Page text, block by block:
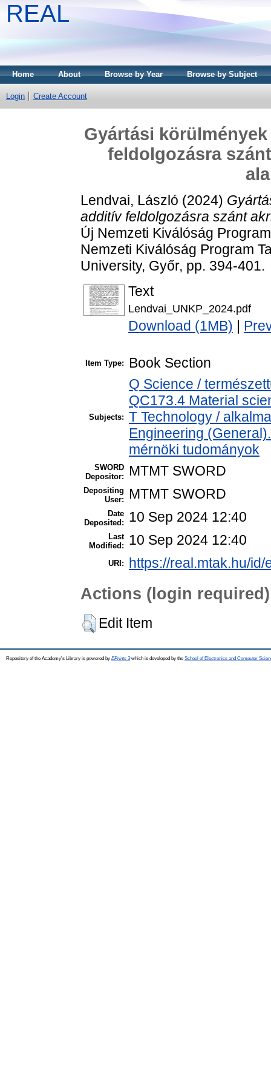
REAL
Home About Browse by Year Browse by Subject
Login Create Account
Gyártási
feldolgozásra
Lendvai, László (2024)
additív feldolgozásra szánt
Új Nemzeti Kiválóság
Nemzeti Kiválóság Program
University, Győr, pp. 394-401.
Text
Lendvai_UNKP_2024.pdf
Download (1MB)
Item Type: Book Section
Subjects:
Q Science /
QC173.4 Material
T Technology /
Engineering
mérnöki tudományok
SWORD
Depositor:
MTMT SWORD
Depositing
User:
MTMT SWORD
Date
Deposited:
10 Sep 2024 12:40
Last
Modified:
10 Sep 2024 12:40
URI: https://real.mtak.hu/
Actions (login required)
Edit Item
Repository of the Academy's Library is powered by EPrints 3which is developed by the School of Electronics and Computer